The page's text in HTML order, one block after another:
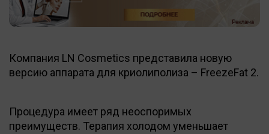
Компания LN Cosmetics представила новую
версию аппарата для криолиполиза – FreezeFat 2.
Процедура имеет ряд неоспоримых
преимуществ. Терапия холодом уменьшает